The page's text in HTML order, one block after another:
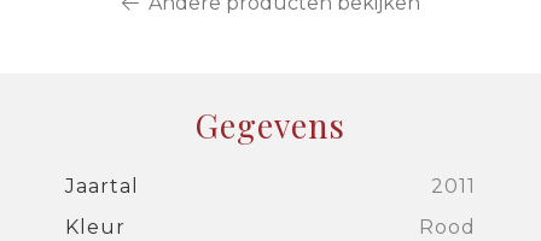
Gegevens
Jaartal
2011
Kleur
Rood